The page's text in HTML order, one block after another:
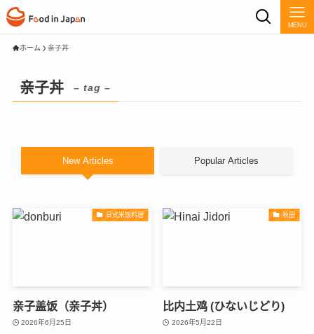
MENU
ホーム 亲子丼
亲子丼 – tag –
New Articles Popular Articles
日式米饭料理
亲子盖饭（亲子丼）
2026年6月25日
秋田
比内土鸡 (ひないじどり)
2026年5月22日